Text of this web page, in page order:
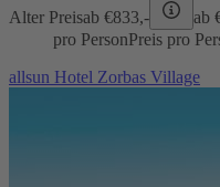
Alter Preisab €833,- ab
pro PersonPreis pro
allsun Hotel Zorbas Village